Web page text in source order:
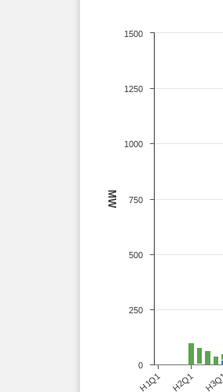
MW
H1Q1 H2Q1
0
1000
250
500
750
1250
1500